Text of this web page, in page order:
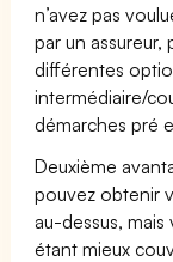
n’avez pas
par un
différentes
intermédiaire/
démarches pré
Deuxième
pouvez obtenir
au-dessus,
étant mieux